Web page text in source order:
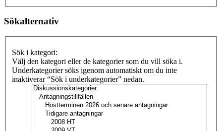
Sökalternativ
Sök i kategori:
Välj den kategori eller de kategorier som du vill söka i.
Underkategorier söks igenom automatiskt om du inte
inaktiverar “Sök i underkategorier” nedan.